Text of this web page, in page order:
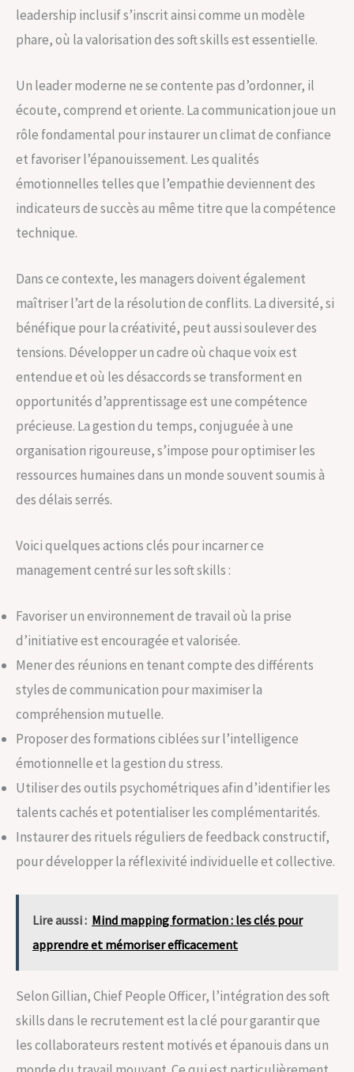
leadership inclusif s’inscrit ainsi comme un modèle
phare, où la valorisation des soft skills est essentielle.
Un leader moderne ne se contente pas d’ordonner, il
écoute, comprend et oriente. La communication joue un
rôle fondamental pour instaurer un climat de confiance
et favoriser l’épanouissement. Les qualités
émotionnelles telles que l’empathie deviennent des
indicateurs de succès au même titre que la compétence
technique.
Dans ce contexte, les managers doivent également
maîtriser l’art de la résolution de conflits. La diversité, si
bénéfique pour la créativité, peut aussi soulever des
tensions. Développer un cadre où chaque voix est
entendue et où les désaccords se transforment en
opportunités d’apprentissage est une compétence
précieuse. La gestion du temps, conjuguée à une
organisation rigoureuse, s’impose pour optimiser les
ressources humaines dans un monde souvent soumis à
des délais serrés.
Voici quelques actions clés pour incarner ce
management centré sur les soft skills :
Favoriser un environnement de travail où la prise
d’initiative est encouragée et valorisée.
Mener des réunions en tenant compte des différents
styles de communication pour maximiser la
compréhension mutuelle.
Proposer des formations ciblées sur l’intelligence
émotionnelle et la gestion du stress.
Utiliser des outils psychométriques afin d’identifier les
talents cachés et potentialiser les complémentarités.
Instaurer des rituels réguliers de feedback constructif,
pour développer la réflexivité individuelle et collective.
Lire aussi : Mind mapping formation : les clés pour
apprendre et mémoriser efficacement
Selon Gillian, Chief People Officer, l’intégration des soft
skills dans le recrutement est la clé pour garantir que
les collaborateurs restent motivés et épanouis dans un